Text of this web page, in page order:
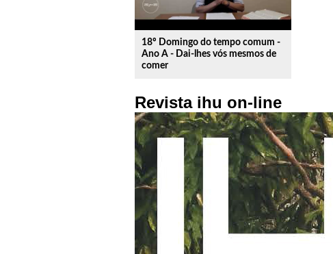
18º Domingo do tempo comum -
Ano A - Dai-lhes vós mesmos de
comer
Revista ihu on-line